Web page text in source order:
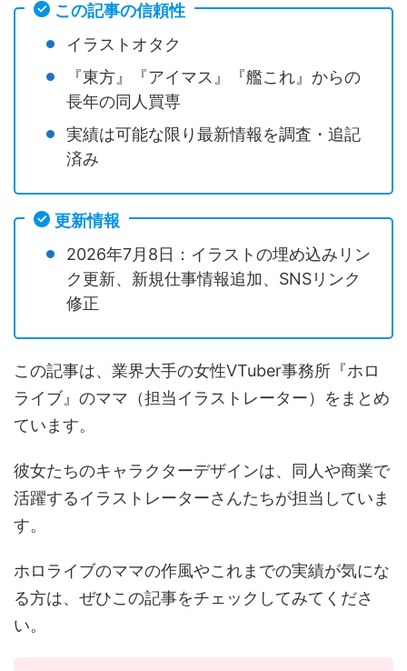
この記事の信頼性
イラストオタク
『東方』『アイマス』『艦これ』からの
長年の同人買専
実績は可能な限り最新情報を調査・追記
済み
更新情報
2026年7月8日：イラストの埋め込みリン
ク更新、新規仕事情報追加、SNSリンク
修正
この記事は、業界大手の女性VTuber事務所『ホロ
ライブ』のママ（担当イラストレーター）をまとめ
ています。
彼女たちのキャラクターデザインは、同人や商業で
活躍するイラストレーターさんたちが担当していま
す。
ホロライブのママの作風やこれまでの実績が気にな
る方は、ぜひこの記事をチェックしてみてくださ
い。